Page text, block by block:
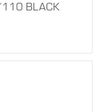
110 BLACK